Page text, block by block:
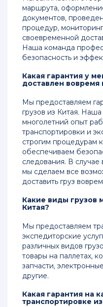
маршрута,
документов,
процедур,
своевременной
Наша команда
безопасность и
Какая гарантия у
доставлен вовремя
Мы предоставляем
грузов из Китая.
многолетний опыт
транспортировки и
строгим процедурам
обеспечиваем
следования. В
мы сделаем все
доставить груз
Какие виды грузов
Китая?
Мы предоставляем
экспедиторские
различных видов
товары на паллетах,
запчасти,
другие.
Какая гарантия на
транспортировке